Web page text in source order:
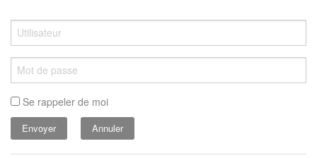
Se rappeler de moi
Annuler